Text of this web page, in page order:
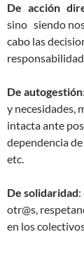
De acción
sino siendo
cabo las
De autogestión
y necesidades,
intacta ante
dependencia
etc.
De solidaridad
otr@s,
en los